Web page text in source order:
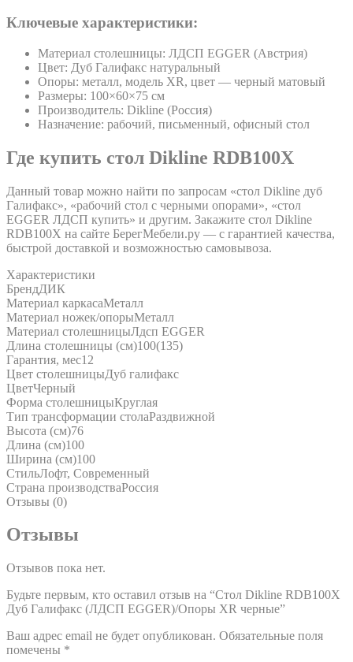
Ключевые характеристики:
Материал столешницы: ЛДСП EGGER (Австрия)
Цвет: Дуб Галифакс натуральный
Опоры: металл, модель XR, цвет — черный матовый
Размеры: 100×60×75 см
Производитель: Dikline (Россия)
Назначение: рабочий, письменный, офисный стол
Где купить стол Dikline RDB100X
Данный товар можно найти по запросам «стол Dikline дуб
Галифакс», «рабочий стол с черными опорами», «стол
EGGER ЛДСП купить» и другим. Закажите стол Dikline
RDB100X на сайте БерегМебели.ру — с гарантией качества,
быстрой доставкой и возможностью самовывоза.
Характеристики
БрендДИК
Материал каркасаМеталл
Материал ножек/опорыМеталл
Материал столешницыЛдсп EGGER
Длина столешницы (см)100(135)
Гарантия, мес12
Цвет столешницыДуб галифакс
ЦветЧерный
Форма столешницыКруглая
Тип трансформации столаРаздвижной
Высота (см)76
Длина (см)100
Ширина (см)100
СтильЛофт, Современный
Страна производстваРоссия
Отзывы (0)
Отзывы
Отзывов пока нет.
Будьте первым, кто оставил отзыв на “Стол Dikline RDB100X
Дуб Галифакс (ЛДСП EGGER)/Опоры XR черные”
Ваш адрес email не будет опубликован. Обязательные поля
помечены *